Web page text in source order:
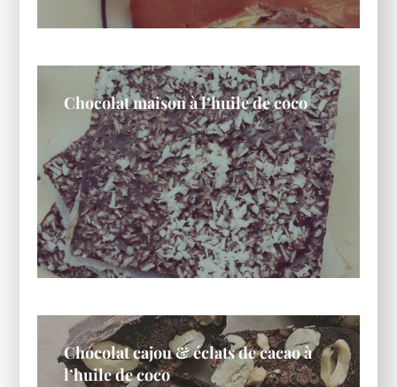
Chocolat maison à l’huile de coco
Chocolat cajou & éclats de cacao à
l’huile de coco